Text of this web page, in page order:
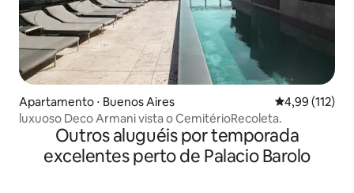
Apartamento ⋅ Buenos Aires 4,99 de uma
4,99 (112)
luxuoso Deco Armani vista o CemitérioRecoleta.
Outros aluguéis por temporada
excelentes perto de Palacio Barolo